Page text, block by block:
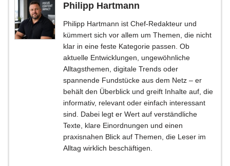
Philipp Hartmann
Philipp Hartmann ist Chef-Redakteur und
kümmert sich vor allem um Themen, die nicht
klar in eine feste Kategorie passen. Ob
aktuelle Entwicklungen, ungewöhnliche
Alltagsthemen, digitale Trends oder
spannende Fundstücke aus dem Netz – er
behält den Überblick und greift Inhalte auf, die
informativ, relevant oder einfach interessant
sind. Dabei legt er Wert auf verständliche
Texte, klare Einordnungen und einen
praxisnahen Blick auf Themen, die Leser im
Alltag wirklich beschäftigen.